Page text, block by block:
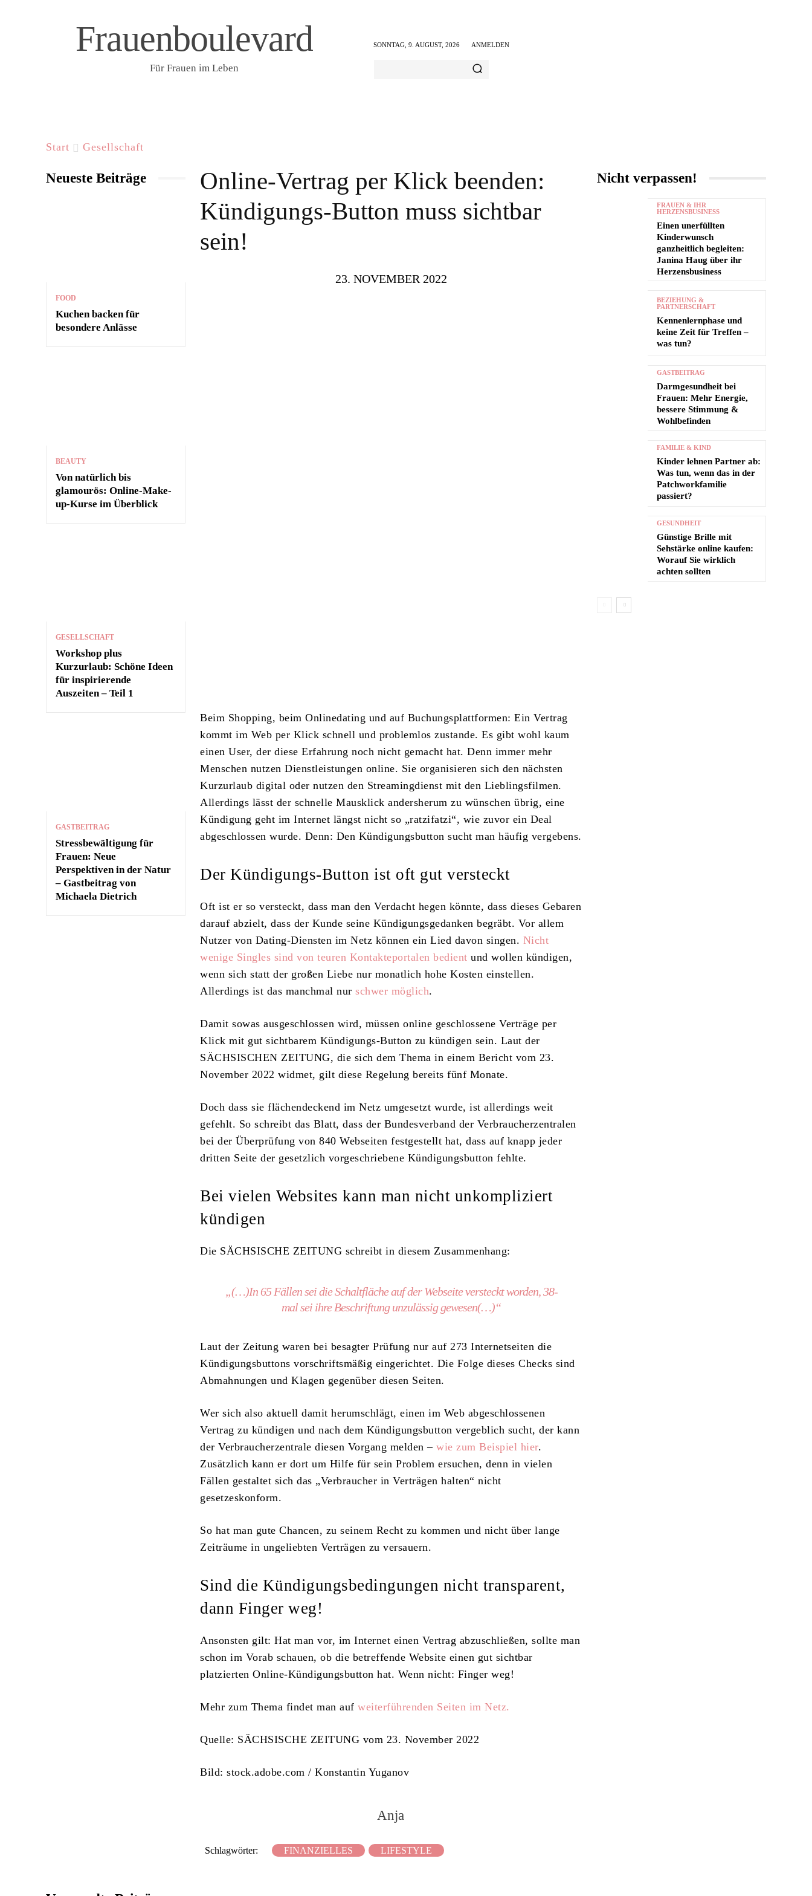
Frauenboulevard
Für Frauen im Leben
SONNTAG, 9. AUGUST, 2026 ANMELDEN
Start Gesellschaft
Neueste Beiträge
FOOD
Kuchen backen für
besondere Anlässe
BEAUTY
Von natürlich bis
glamourös: Online-Make-
up-Kurse im Überblick
GESELLSCHAFT
Workshop plus
Kurzurlaub: Schöne Ideen
für inspirierende
Auszeiten – Teil 1
GASTBEITRAG
Stressbewältigung für
Frauen: Neue
Perspektiven in der Natur
– Gastbeitrag von
Michaela Dietrich
Online-Vertrag per Klick beenden:
Kündigungs-Button muss sichtbar
sein!
23. NOVEMBER 2022
Beim Shopping, beim Onlinedating und auf Buchungsplattformen: Ein Vertrag
kommt im Web per Klick schnell und problemlos zustande. Es gibt wohl kaum
einen User, der diese Erfahrung noch nicht gemacht hat. Denn immer mehr
Menschen nutzen Dienstleistungen online. Sie organisieren sich den nächsten
Kurzurlaub digital oder nutzen den Streamingdienst mit den Lieblingsfilmen.
Allerdings lässt der schnelle Mausklick andersherum zu wünschen übrig, eine
Kündigung geht im Internet längst nicht so „ratzifatzi“, wie zuvor ein Deal
abgeschlossen wurde. Denn: Den Kündigungsbutton sucht man häufig vergebens.
Der Kündigungs-Button ist oft gut versteckt
Oft ist er so versteckt, dass man den Verdacht hegen könnte, dass dieses Gebaren
darauf abzielt, dass der Kunde seine Kündigungsgedanken begräbt. Vor allem
Nutzer von Dating-Diensten im Netz können ein Lied davon singen. Nicht
wenige Singles sind von teuren Kontakteportalen bedient und wollen kündigen,
wenn sich statt der großen Liebe nur monatlich hohe Kosten einstellen.
Allerdings ist das manchmal nurschwer möglich.
Damit sowas ausgeschlossen wird, müssen online geschlossene Verträge per
Klick mit gut sichtbarem Kündigungs-Button zu kündigen sein. Laut der
SÄCHSISCHEN ZEITUNG, die sich dem Thema in einem Bericht vom 23.
November 2022 widmet, gilt diese Regelung bereits fünf Monate.
Doch dass sie flächendeckend im Netz umgesetzt wurde, ist allerdings weit
gefehlt. So schreibt das Blatt, dass der Bundesverband der Verbraucherzentralen
bei der Überprüfung von 840 Webseiten festgestellt hat, dass auf knapp jeder
dritten Seite der gesetzlich vorgeschriebene Kündigungsbutton fehlte.
Bei vielen Websites kann man nicht unkompliziert
kündigen
Die SÄCHSISCHE ZEITUNG schreibt in diesem Zusammenhang:
„(…)In 65 Fällen sei die Schaltfläche auf der Webseite versteckt worden, 38-
mal sei ihre Beschriftung unzulässig gewesen(…)“
Laut der Zeitung waren bei besagter Prüfung nur auf 273 Internetseiten die
Kündigungsbuttons vorschriftsmäßig eingerichtet. Die Folge dieses Checks sind
Abmahnungen und Klagen gegenüber diesen Seiten.
Wer sich also aktuell damit herumschlägt, einen im Web abgeschlossenen
Vertrag zu kündigen und nach dem Kündigungsbutton vergeblich sucht, der kann
der Verbraucherzentrale diesen Vorgang melden –wie zum Beispiel hier.
Zusätzlich kann er dort um Hilfe für sein Problem ersuchen, denn in vielen
Fällen gestaltet sich das „Verbraucher in Verträgen halten“ nicht
gesetzeskonform.
So hat man gute Chancen, zu seinem Recht zu kommen und nicht über lange
Zeiträume in ungeliebten Verträgen zu versauern.
Sind die Kündigungsbedingungen nicht transparent,
dann Finger weg!
Ansonsten gilt: Hat man vor, im Internet einen Vertrag abzuschließen, sollte man
schon im Vorab schauen, ob die betreffende Website einen gut sichtbar
platzierten Online-Kündigungsbutton hat. Wenn nicht: Finger weg!
Mehr zum Thema findet man aufweiterführenden Seiten im Netz.
Quelle: SÄCHSISCHE ZEITUNG vom 23. November 2022
Bild: stock.adobe.com / Konstantin Yuganov
Anja
Schlagwörter: FINANZIELLES LIFESTYLE
Nicht verpassen!
FRAUEN & IHR
HERZENSBUSINESS
Einen unerfüllten
Kinderwunsch
ganzheitlich begleiten:
Janina Haug über ihr
Herzensbusiness
BEZIEHUNG &
PARTNERSCHAFT
Kennenlernphase und
keine Zeit für Treffen –
was tun?
GASTBEITRAG
Darmgesundheit bei
Frauen: Mehr Energie,
bessere Stimmung &
Wohlbefinden
FAMILIE & KIND
Kinder lehnen Partner ab:
Was tun, wenn das in der
Patchworkfamilie
passiert?
GESUNDHEIT
Günstige Brille mit
Sehstärke online kaufen:
Worauf Sie wirklich
achten sollten